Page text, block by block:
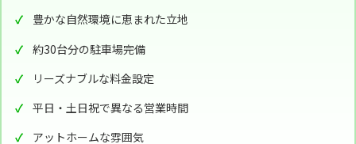
豊かな自然環境に恵まれた立地
約30台分の駐車場完備
リーズナブルな料金設定
平日・土日祝で異なる営業時間
アットホームな雰囲気